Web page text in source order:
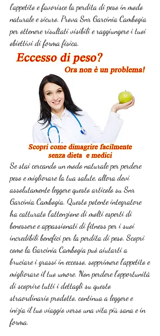
l'appetito e favorisce la perdita di peso in modo
naturale e sicuro. Prova Snr Garcinia Cambogia
per ottenere risultati visibili e raggiungere i tuoi
obiettivi di forma fisica.
Se stai cercando un modo naturale per perdere
peso e migliorare la tua salute, allora devi
assolutamente leggere questo articolo su Snr
Garcinia Cambogia. Questo potente integratore
ha catturato l'attenzione di molti esperti di
benessere e appassionati di fitness per i suoi
incredibili benefici per la perdita di peso. Scopri
come la Garcinia Cambogia può aiutarti a
bruciare i grassi in eccesso, sopprimere l'appetito e
migliorare il tuo umore. Non perdere l'opportunità
di scoprire tutti i dettagli su questo
straordinario prodotto, continua a leggere e
inizia il tuo viaggio verso una vita più sana e in
forma.